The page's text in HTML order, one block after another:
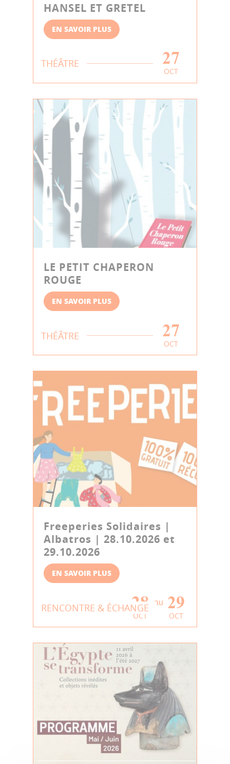
HANSEL ET GRETEL
EN SAVOIR PLUS
THÉÂTRE 27
OCT
LE PETIT CHAPERON
ROUGE
EN SAVOIR PLUS
THÉÂTRE 27
OCT
Freeperies Solidaires |
Albatros | 28.10.2026 et
29.10.2026
EN SAVOIR PLUS
RENCONTRE & ÉCHANGE
28
OCT
au 29
OCT